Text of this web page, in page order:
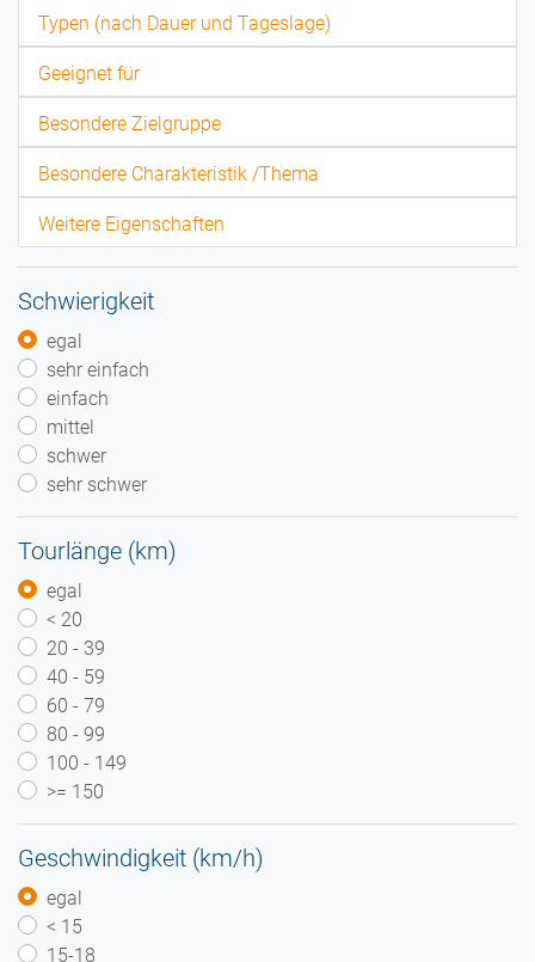
Typen (nach Dauer und Tageslage)
Geeignet für
Besondere Zielgruppe
Besondere Charakteristik /Thema
Weitere Eigenschaften
Schwierigkeit
egal
sehr einfach
einfach
mittel
schwer
sehr schwer
Tourlänge (km)
egal
< 20
20 - 39
40 - 59
60 - 79
80 - 99
100 - 149
>= 150
Geschwindigkeit (km/h)
egal
< 15
15-18